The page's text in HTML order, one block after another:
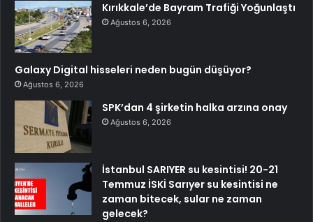
Kırıkkale’de Bayram Trafiği Yoğunlaştı
Ağustos 6, 2026
Galaxy Digital hisseleri neden bugün düşüyor?
Ağustos 6, 2026
SPK’dan 4 şirketin halka arzına onay
Ağustos 6, 2026
İstanbul SARIYER su kesintisi! 20-21
Temmuz İSKİ Sarıyer su kesintisi ne
zaman bitecek, sular ne zaman
gelecek?